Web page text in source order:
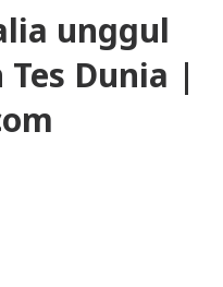
unggul
Dunia |